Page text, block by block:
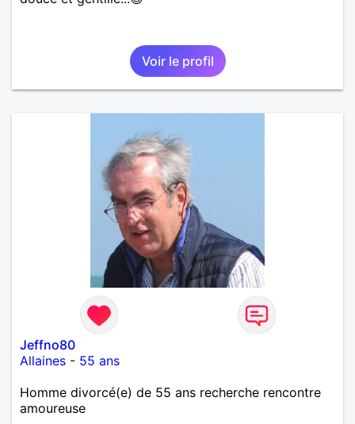
Voir le profil
Jeffno80
Allaines - 55 ans
Homme divorcé(e) de 55 ans recherche rencontre
amoureuse